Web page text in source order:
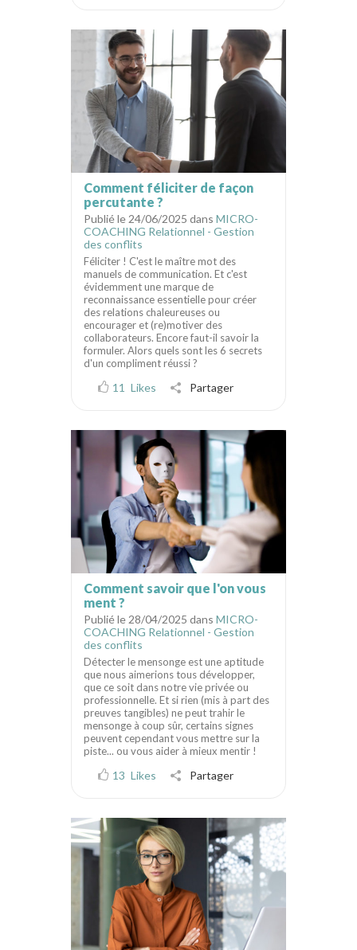
Comment féliciter de façon
percutante ?
Publié le 24/06/2025 dans MICRO-
COACHING Relationnel - Gestion
des conflits
Féliciter ! C'est le maître mot des
manuels de communication. Et c'est
évidemment une marque de
reconnaissance essentielle pour créer
des relations chaleureuses ou
encourager et (re)motiver des
collaborateurs. Encore faut-il savoir la
formuler. Alors quels sont les 6 secrets
d'un compliment réussi ?
11 Likes Partager
Comment savoir que l'on vous
ment ?
Publié le 28/04/2025 dans MICRO-
COACHING Relationnel - Gestion
des conflits
Détecter le mensonge est une aptitude
que nous aimerions tous développer,
que ce soit dans notre vie privée ou
professionnelle. Et si rien (mis à part des
preuves tangibles) ne peut trahir le
mensonge à coup sûr, certains signes
peuvent cependant vous mettre sur la
piste... ou vous aider à mieux mentir !
13 Likes Partager